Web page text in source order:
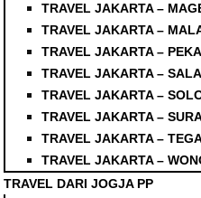
TRAVEL JAKARTA –
TRAVEL JAKARTA –
TRAVEL JAKARTA –
TRAVEL JAKARTA –
TRAVEL JAKARTA –
TRAVEL JAKARTA –
TRAVEL JAKARTA –
TRAVEL JAKARTA –
TRAVEL DARI JOGJA PP